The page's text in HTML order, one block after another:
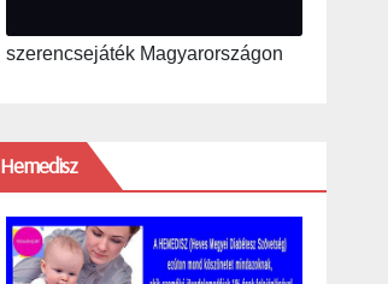
szerencsejáték Magyarországon
Hemedisz